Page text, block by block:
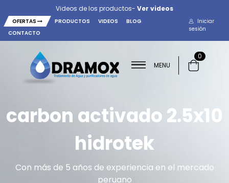
Videos de los productos- Ver videos
OFERTAS PRODUCTOS VIDEOS
BLOG
CONTACTO
Iniciar
sesión
MENU
0
carbon activado 2.5x10
hidrotek
Con más de 5 años de experiencia en el mercado
peruano